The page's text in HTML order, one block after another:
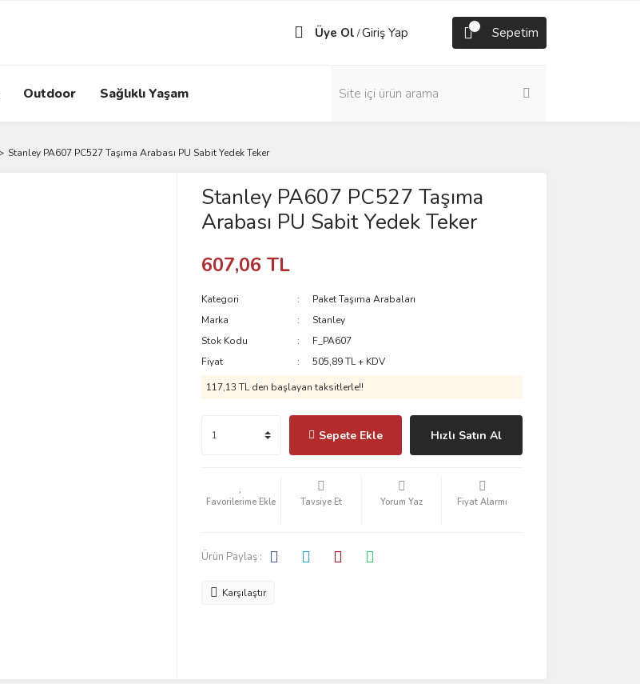
Üye Ol /Giriş Yap Sepetim
Outdoor Sağlıklı Yaşam
Stanley PA607 PC527 Taşıma Arabası PU Sabit Yedek Teker
Stanley PA607 PC527 Taşıma
Arabası PU Sabit Yedek Teker
607,06 TL
Kategori
Paket Taşıma Arabaları
Marka
Stanley
Stok Kodu
F_PA607
Fiyat
505,89 TL + KDV
117,13 TL den başlayan taksitlerle!!
Sepete Ekle Hızlı Satın Al
Tavsiye Et Yorum Yaz Fiyat Alarmı
Ürün Paylaş :
Karşılaştır